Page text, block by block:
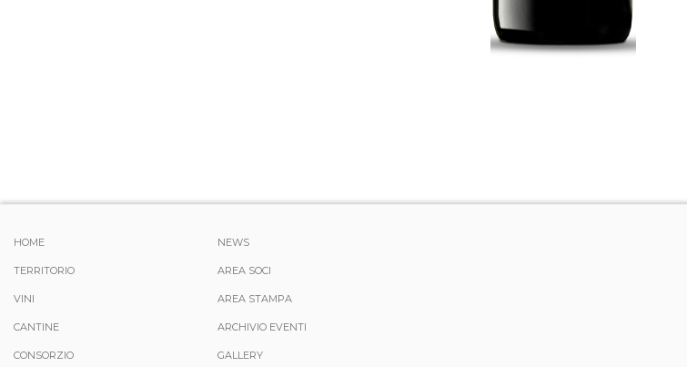
HOME
TERRITORIO
VINI
CANTINE
CONSORZIO
NEWS
AREA SOCI
AREA STAMPA
ARCHIVIO EVENTI
GALLERY